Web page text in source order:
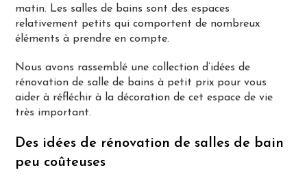
matin. Les salles de bains sont des espaces
relativement petits qui comportent de nombreux
éléments à prendre en compte.
Nous avons rassemblé une collection d’idées de
rénovation de salle de bains à petit prix pour vous
aider à réfléchir à la décoration de cet espace de vie
très important.
Des idées de rénovation de salles de bain
peu coûteuses